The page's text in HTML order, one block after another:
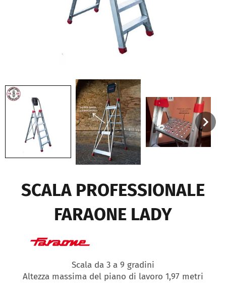
SCALA PROFESSIONALE
FARAONE LADY
Scala da 3 a 9 gradini
Altezza massima del piano di lavoro 1,97 metri